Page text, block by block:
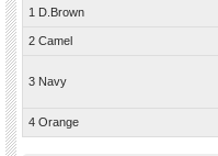
Harufブランド・オリジ
シンプルでおしゃれで
1 D.Brown
2 Camel
3 Navy
4 Orange